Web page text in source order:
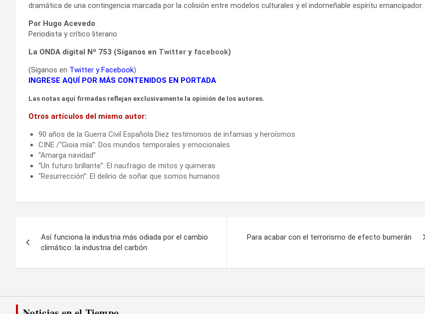
dramática de una contingencia marcada por la colisión entre modelos culturales y el indomeñable espíritu emancipador.
Por Hugo Acevedo
Periodista y crítico literario
La ONDA digital Nº 753 (Síganos en Twitter y facebook)
(Síganos en Twitter yFacebook)
INGRESE AQUÍ POR MÁS CONTENIDOS EN PORTADA
Las notas aquí firmadas reflejan exclusivamente la opinión de los autores.
Otros artículos del mismo autor:
90 años de la Guerra Civil Española Diez testimonios de infamias y heroísmos
CINE /“Gioia mía”: Dos mundos temporales y emocionales
“Amarga navidad”
“Un futuro brillante”: El naufragio de mitos y quimeras
“Resurrección”: El delirio de soñar que somos humanos
de
entradas
Así funciona la industria más odiada por el cambio
climático: la industria del carbón
Para acabar con el terrorismo de efecto bumerán